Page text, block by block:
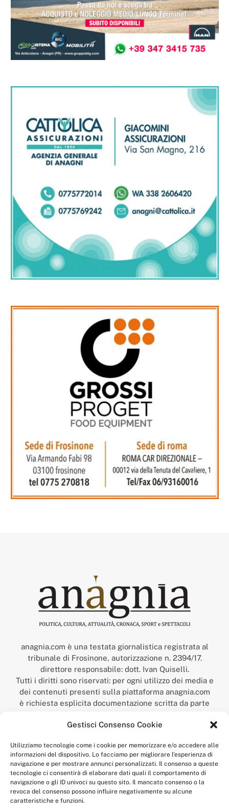
Gestisci Consenso Cookie
Utilizziamo tecnologie come i cookie per memorizzare e/o accedere alle
informazioni del dispositivo. Lo facciamo per migliorare l'esperienza di
navigazione e per mostrare annunci personalizzati. Il consenso a queste
tecnologie ci consentirà di elaborare dati quali il comportamento di
navigazione o gli ID univoci su questo sito. Il mancato consenso o la
revoca del consenso possono influire negativamente su alcune
caratteristiche e funzioni.
anagnia.com è una testata giornalistica registrata al
tribunale di Frosinone, autorizzazione n. 2394/17.
direttore responsabile: dott. Ivan Quiselli.
Tutti i diritti sono riservati: per ogni utilizzo dei media e
dei contenuti presenti sulla piattaforma anagnia.com
è richiesta esplicita documentazione scritta da parte
della redazione.
“Anagnia” è un marchio registrato presso l’Ufficio Italiano
Economico,
num. registrazione: 302017000014044 del 9 febbraio 2017.
Per contatti:redazione@anagnia.com